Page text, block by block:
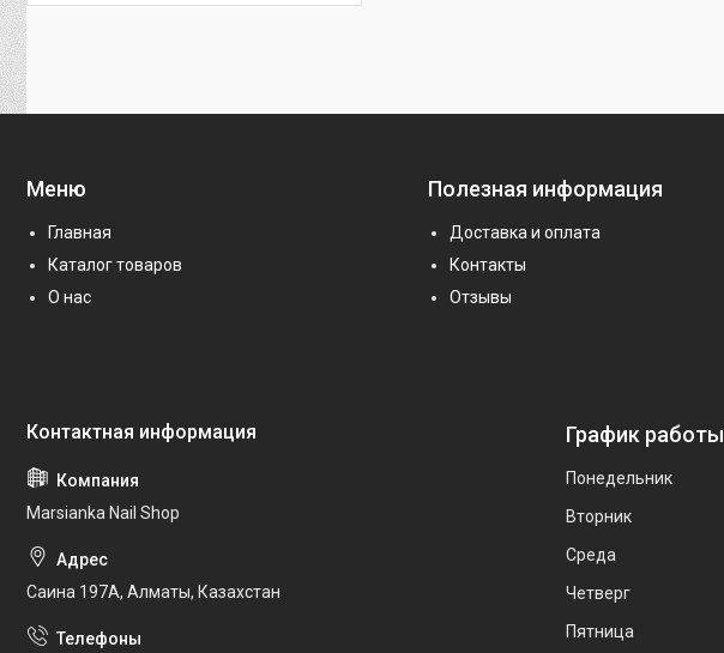
Меню
Главная
Каталог товаров
О нас
Полезная информация
Доставка и оплата
Контакты
Отзывы
Marsianka Nail Shop
Саина 197А, Алматы, Казахстан
График работы
Понедельник
Вторник
Среда
Четверг
Пятница